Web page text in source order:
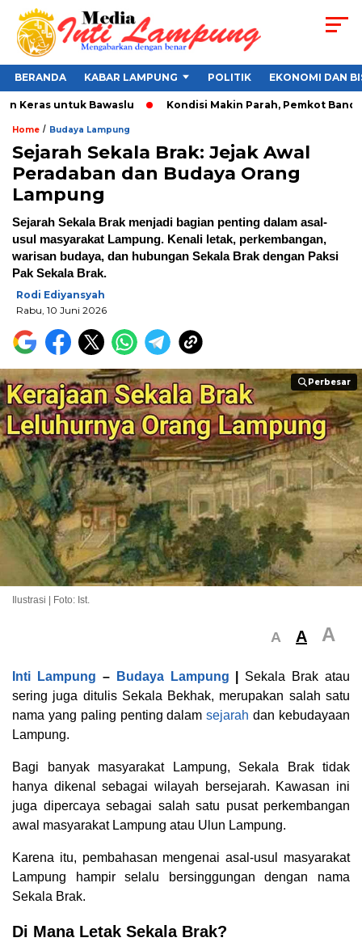
BERANDA KABAR LAMPUNG POLITIK EKONOMI DAN
untuk Bawaslu Kondisi Makin Parah, Pemkot Bandar
Home / Budaya Lampung
Sejarah Sekala Brak: Jejak Awal
Peradaban dan Budaya Orang
Lampung
Sejarah Sekala Brak menjadi bagian penting dalam asal-
usul masyarakat Lampung. Kenali letak, perkembangan,
warisan budaya, dan hubungan Sekala Brak dengan Paksi
Pak Sekala Brak.
Rodi Ediyansyah
Rabu, 10 Juni 2026
Perbesar
Perbesar
Ilustrasi | Foto: Ist.
A A A
Inti Lampung – Budaya Lampung
Sekala Brak atau
sering juga ditulis Sekala Bekhak, merupakan salah satu
nama yang paling penting dalamsejarah dan kebudayaan
Lampung.
Bagi banyak masyarakat Lampung, Sekala Brak tidak
hanya dikenal sebagai wilayah bersejarah. Kawasan ini
juga dipercaya sebagai salah satu pusat perkembangan
awal masyarakat Lampung atau Ulun Lampung.
Karena itu, pembahasan mengenai asal-usul masyarakat
Lampung hampir selalu bersinggungan dengan nama
Sekala Brak.
Di Mana Letak Sekala Brak?